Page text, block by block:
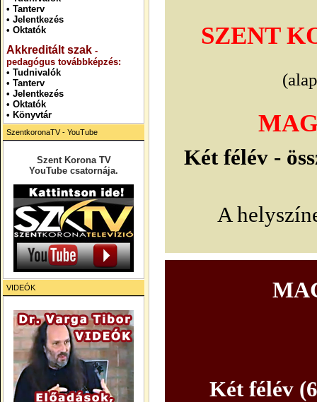
• Tanterv
• Jelentkezés
• Oktatók
Akkreditált szak -
pedagógus továbbképzés:
• Tudnivalók
• Tanterv
• Jelentkezés
• Oktatók
• Könyvtár
SzentkoronaTV - YouTube
Szent Korona TV
YouTube csatornája.
VIDEÓK
SZENT
Két félév -
A
Két félév